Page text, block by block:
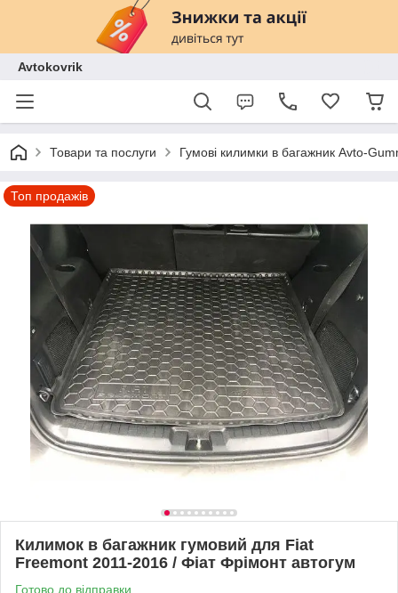
Avtokovrik
Товари та послуги Гумові килимки в багажник Avto-
Топ продажів
Килимок в багажник гумовий для Fiat
Freemont 2011-2016 / Фіат Фрімонт автогум
Готово до відправки